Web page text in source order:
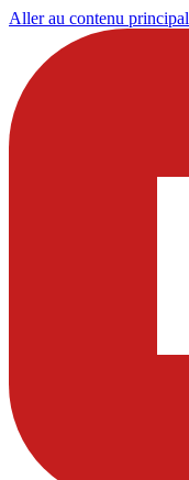
Aller au contenu principal